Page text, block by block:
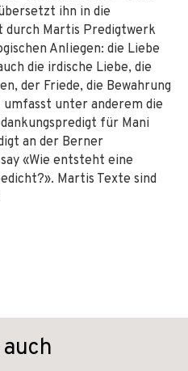
ihn in die
durch Martis Predigtwerk
Anliegen: die Liebe
die irdische Liebe, die
der Friede, die Bewahrung
umfasst unter anderem die
für Mani
an der Berner
«Wie entsteht eine
Martis Texte sind